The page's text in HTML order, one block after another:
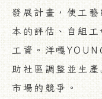
發展計畫，使工
本的評估、自組
工資。洋嘎
助社區調整並生
市場的競爭。